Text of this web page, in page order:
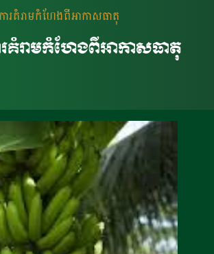
ារគំរាមកំហែងពីអាកាសធាតុ
គំរាមកំហែងពីអាកាសធាតុ